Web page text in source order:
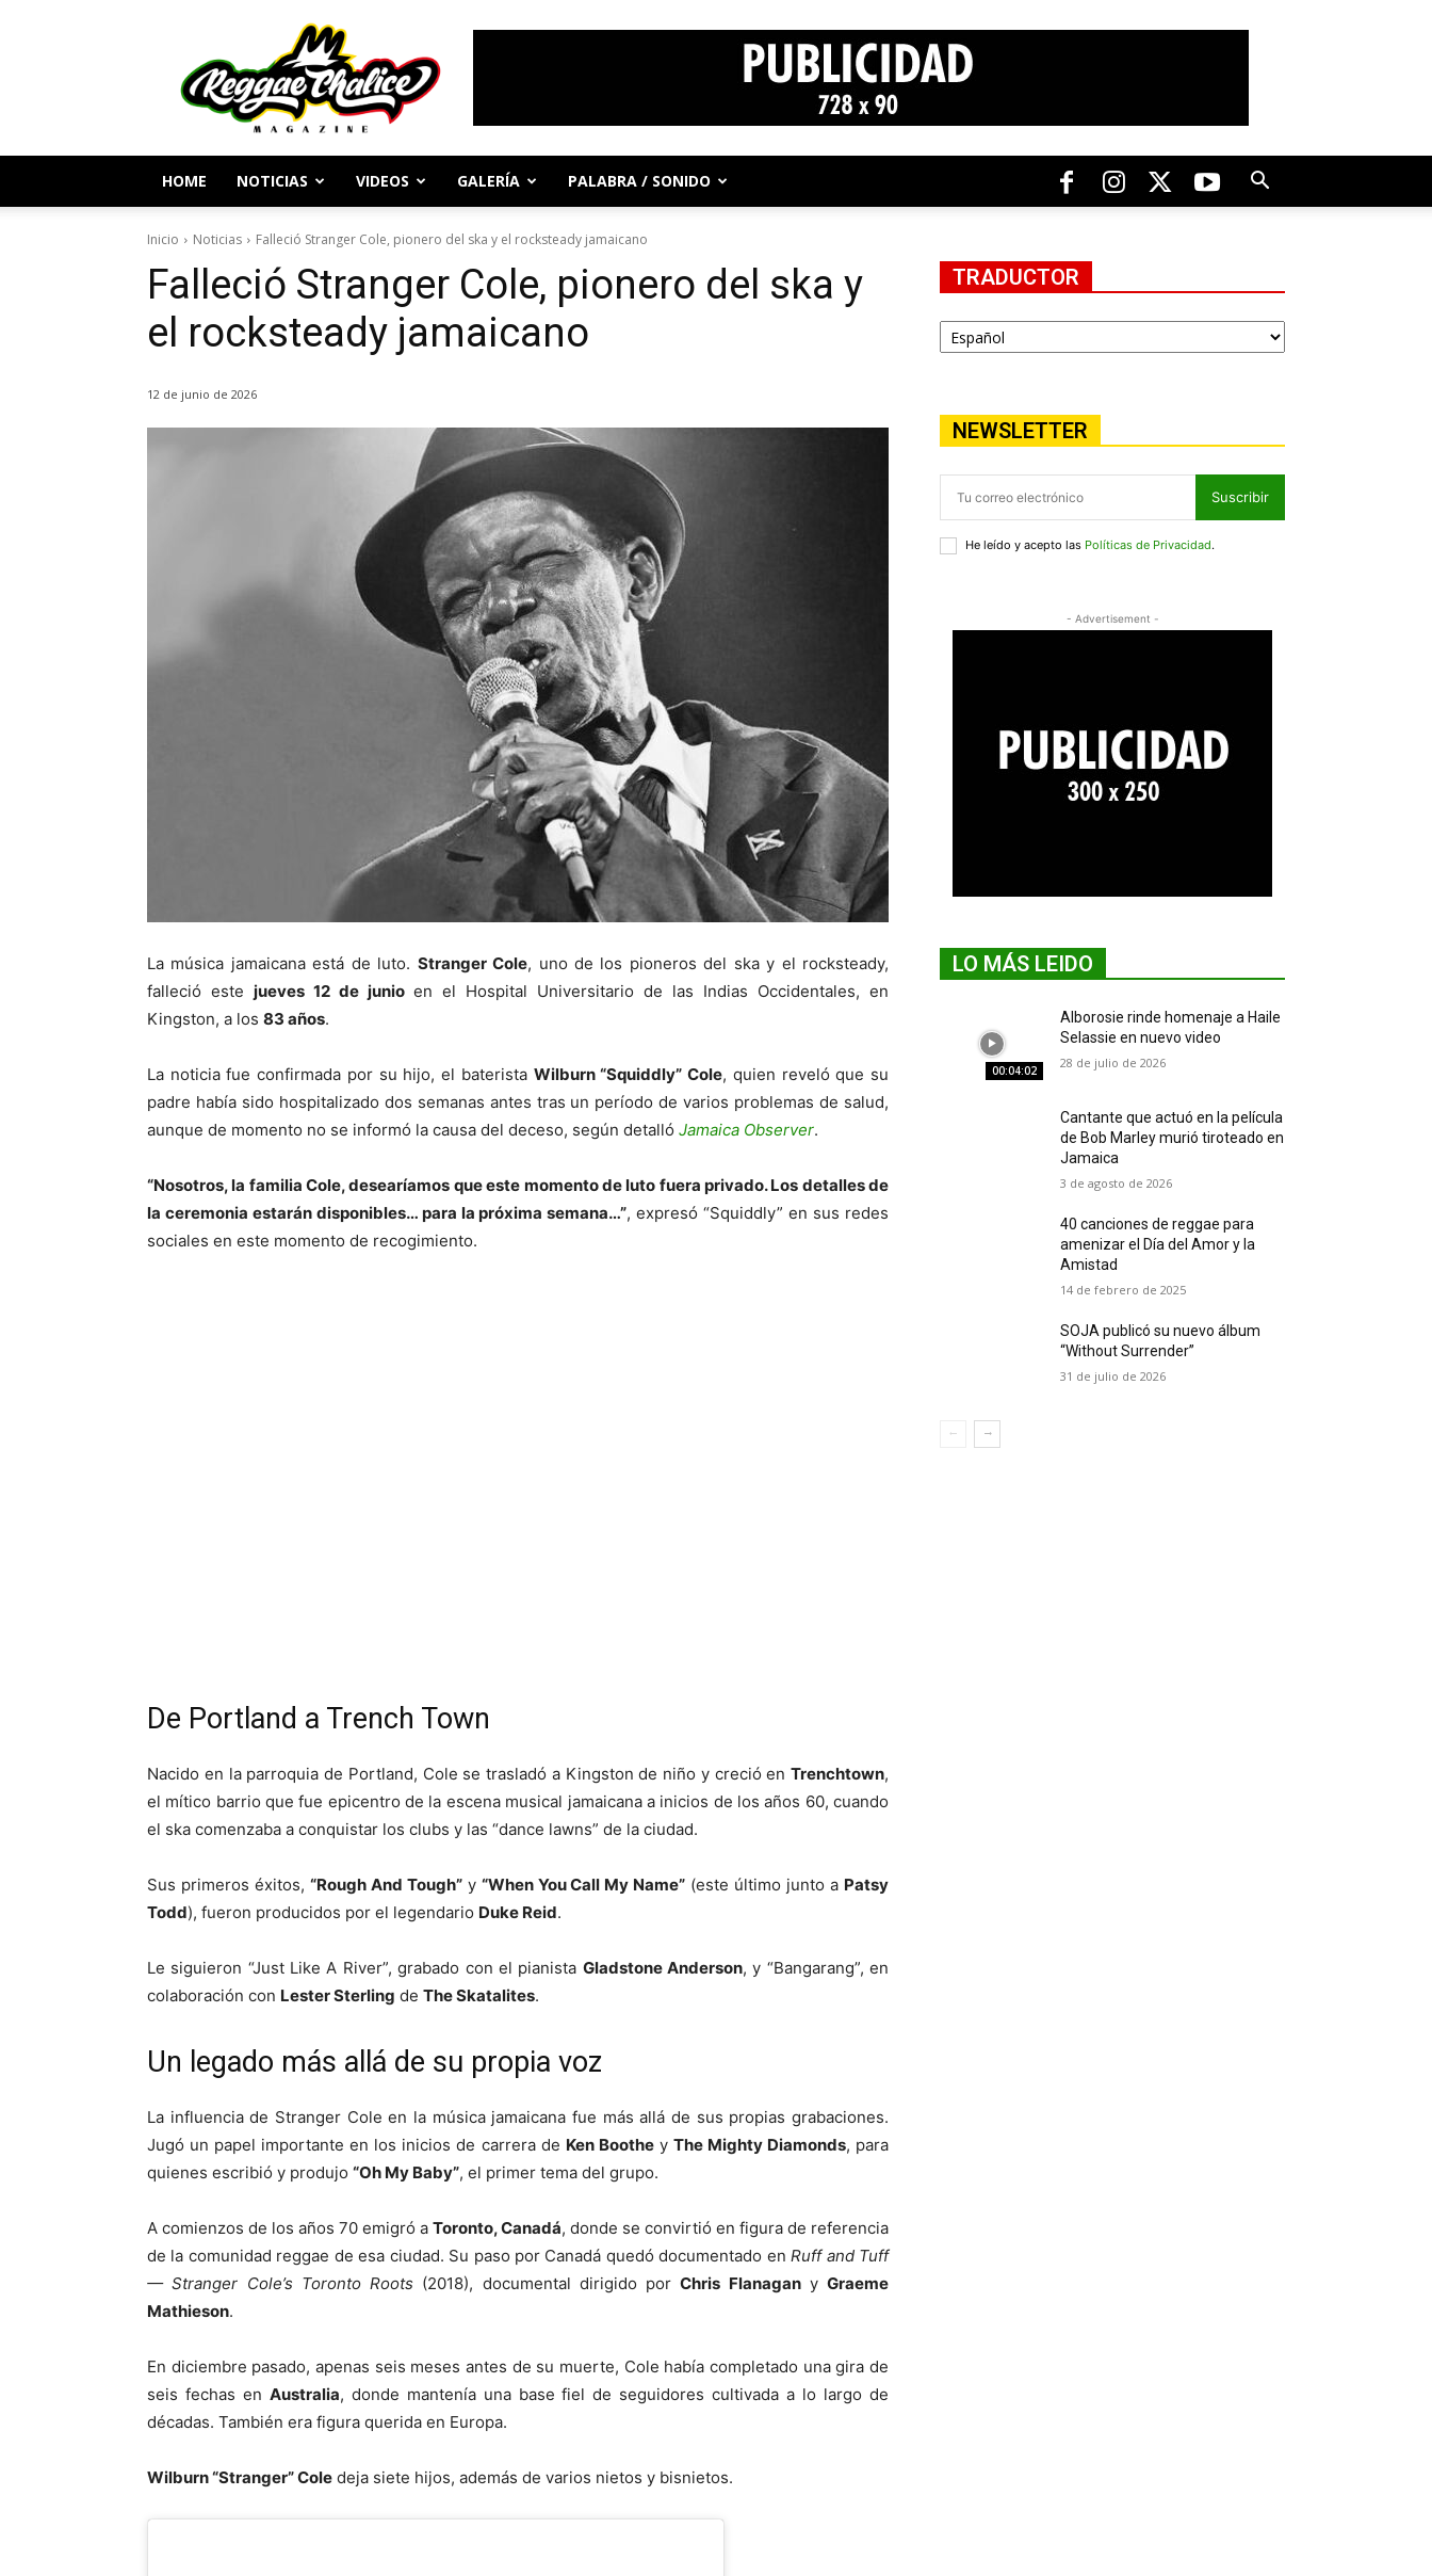
Periodismo
y
Cultura
Reggae
HOME NOTICIAS VIDEOS GALERÍA PALABRA / SONIDO
Inicio Noticias Falleció Stranger Cole, pionero del ska y el rocksteady jamaicano
Falleció Stranger Cole, pionero del ska y
el rocksteady jamaicano
12 de junio de 2026
La música jamaicana está de luto. Stranger Cole, uno de los pioneros del ska y el rocksteady,
falleció este jueves 12 de junio en el Hospital Universitario de las Indias Occidentales, en
Kingston, a los 83 años.
La noticia fue confirmada por su hijo, el baterista Wilburn “Squiddly” Cole, quien reveló que su
padre había sido hospitalizado dos semanas antes tras un período de varios problemas de salud,
aunque de momento no se informó la causa del deceso, según detalló Jamaica Observer.
“Nosotros, la familia Cole, desearíamos que este momento de luto fuera privado. Los detalles de
la ceremonia estarán disponibles… para la próxima semana…”, expresó “Squiddly” en sus redes
sociales en este momento de recogimiento.
De Portland a Trench Town
Nacido en la parroquia de Portland, Cole se trasladó a Kingston de niño y creció en Trenchtown,
el mítico barrio que fue epicentro de la escena musical jamaicana a inicios de los años 60, cuando
el ska comenzaba a conquistar los clubs y las “dance lawns” de la ciudad.
Sus primeros éxitos, “Rough And Tough”y “When You Call My Name” (este último junto a Patsy
Todd), fueron producidos por el legendario Duke Reid.
Le siguieron “Just Like A River”, grabado con el pianista Gladstone Anderson, y “Bangarang”, en
colaboración con Lester Sterling de The Skatalites.
Un legado más allá de su propia voz
La influencia de Stranger Cole en la música jamaicana fue más allá de sus propias grabaciones.
Jugó un papel importante en los inicios de carrera de Ken Boothey The Mighty Diamonds, para
quienes escribió y produjo “Oh My Baby”, el primer tema del grupo.
A comienzos de los años 70 emigró a Toronto, Canadá, donde se convirtió en figura de referencia
de la comunidad reggae de esa ciudad. Su paso por Canadá quedó documentado enRuff and Tuff
— Stranger Cole’s Toronto Roots (2018), documental dirigido porChris Flanagany Graeme
Mathieson.
En diciembre pasado, apenas seis meses antes de su muerte, Cole había completado una gira de
seis fechas en Australia, donde mantenía una base fiel de seguidores cultivada a lo largo de
décadas. También era figura querida en Europa.
Wilburn “Stranger” Cole deja siete hijos, además de varios nietos y bisnietos.
TRADUCTOR
NEWSLETTER
Suscribir
He leído y acepto las Políticas de Privacidad.
- Advertisement -
LO MÁS LEIDO
00:04:02
Alborosie rinde homenaje a Haile
Selassie en nuevo video
28 de julio de 2026
Cantante que actuó en la película
de Bob Marley murió tiroteado en
Jamaica
3 de agosto de 2026
40 canciones de reggae para
amenizar el Día del Amor y la
Amistad
14 de febrero de 2025
SOJA publicó su nuevo álbum
“Without Surrender”
31 de julio de 2026